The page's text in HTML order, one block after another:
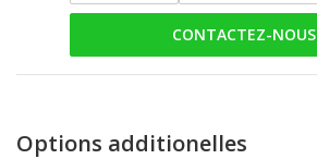
CONTACTEZ-NOUS
Options additionelles